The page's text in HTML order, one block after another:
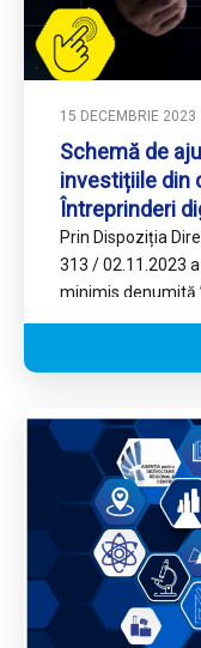
15 DECEMBRIE 2023
Schemă de
investițiile din
Întreprinderi
avansată, a
Prin Dispoziția
313 / 02.11.2023
minimis denumită
economie…